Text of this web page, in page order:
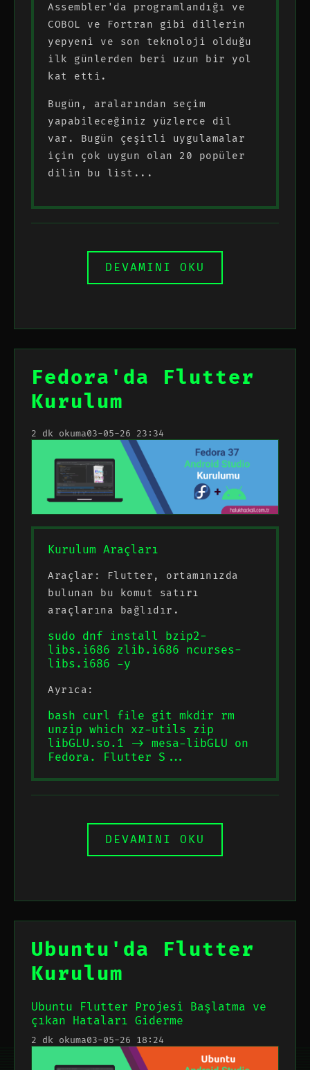
Assembler'da programlandığı ve
COBOL ve Fortran gibi dillerin
yepyeni ve son teknoloji olduğu
ilk günlerden beri uzun bir yol
kat etti.
Bugün, aralarından seçim
yapabileceğiniz yüzlerce dil
var. Bugün çeşitli uygulamalar
için çok uygun olan 20 popüler
dilin bu list...
DEVAMINI OKU
Fedora'da Flutter
Kurulum
2 dk okuma03-05-26 23:34
Kurulum Araçları
Araçlar: Flutter, ortamınızda
bulunan bu komut satırı
araçlarına bağlıdır.
sudo dnf install bzip2-
libs.i686 zlib.i686 ncurses-
libs.i686 -y
Ayrıca:
bash curl file git mkdir rm
unzip which xz-utils zip
libGLU.so.1 -> mesa-libGLU on
Fedora. Flutter S...
DEVAMINI OKU
Ubuntu'da Flutter
Kurulum
Ubuntu Flutter Projesi Başlatma ve
çıkan Hataları Giderme
2 dk okuma03-05-26 18:24